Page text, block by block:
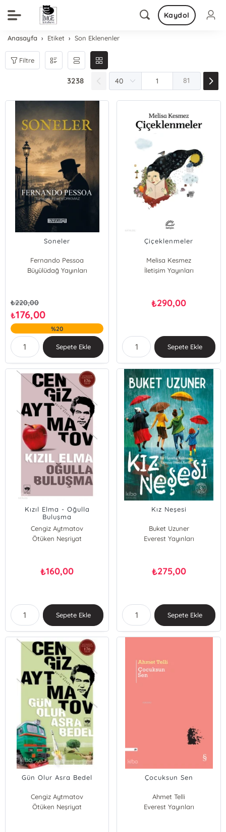
Kaydol
Anasayfa Etiket Son Eklenenler
Filtre
3238 81
Soneler
Fernando Pessoa
Büyülüdağ Yayınları
₺220,00
₺176,00
%20
Sepete Ekle
Çiçeklenmeler
Melisa Kesmez
İletişim Yayınları
₺290,00
Sepete Ekle
Kızıl Elma - Oğulla
Buluşma
Cengiz Aytmatov
Ötüken Neşriyat
₺160,00
Sepete Ekle
Kız Neşesi
Buket Uzuner
Everest Yayınları
₺275,00
Sepete Ekle
Gün Olur Asra Bedel
Cengiz Aytmatov
Ötüken Neşriyat
Çocuksun Sen
Ahmet Telli
Everest Yayınları